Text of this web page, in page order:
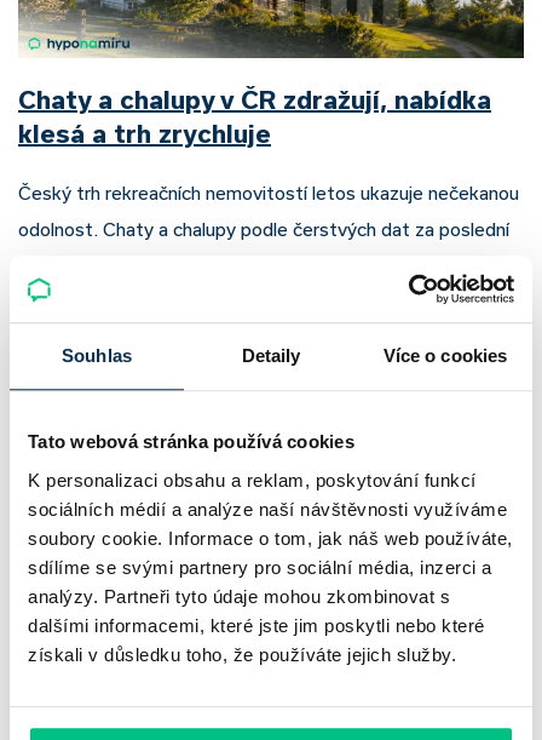
Souhlas Detaily Více o cookies
Tato webová stránka používá cookies
K personalizaci obsahu a reklam, poskytování funkcí
sociálních médií a analýze naší návštěvnosti využíváme
soubory cookie. Informace o tom, jak náš web používáte,
sdílíme se svými partnery pro sociální média, inzerci a
analýzy. Partneři tyto údaje mohou zkombinovat s
dalšími informacemi, které jste jim poskytli nebo které
získali v důsledku toho, že používáte jejich služby.
Chaty a chalupy v ČR zdražují, nabídka
klesá a trh zrychluje
Český trh rekreačních nemovitostí letos ukazuje nečekanou
odolnost. Chaty a chalupy podle čerstvých dat za poslední
a prodejní tempo…
hypotéky, zatímco Raiffeisenbank